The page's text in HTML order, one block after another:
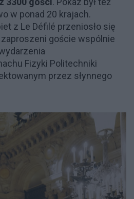
w ponad 20 krajach.
z Le Défilé przeniosło się
goście wspólnie
Fizyki Politechniki
przez słynnego